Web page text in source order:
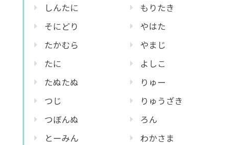
しんたに
そにどり
たかむら
たに
たぬたぬ
つじ
つぼんぬ
とーみん
もりたき
やはた
やまじ
よしこ
りゅー
りゅうざき
ろん
わかさま